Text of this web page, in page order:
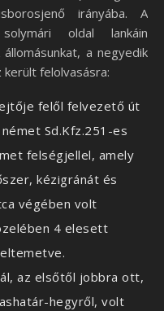
irányába. A
oldal lankáin
a negyedik
felolvasásra:
felől felvezető út
Sd.Kfz.251-es
felségjellel, amely
kézigránát és
végében volt
4 elesett
az elsőtől jobbra ott,
hegyről, volt